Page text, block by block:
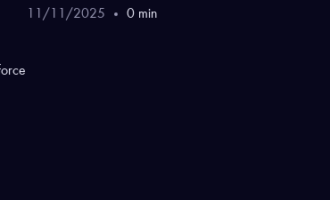
/ /2025 0 min